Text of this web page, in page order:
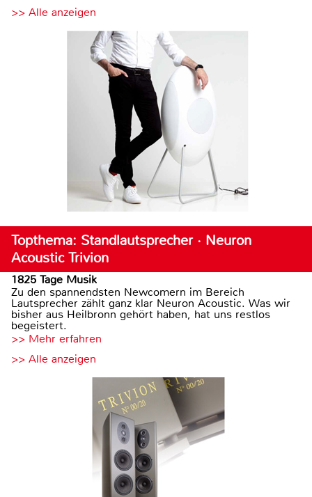
>> Alle anzeigen
Topthema: Standlautsprecher · Neuron
Acoustic Trivion
1825 Tage Musik
Zu den spannendsten Newcomern im Bereich
Lautsprecher zählt ganz klar Neuron Acoustic. Was wir
bisher aus Heilbronn gehört haben, hat uns restlos
begeistert.
>> Mehr erfahren
>> Alle anzeigen